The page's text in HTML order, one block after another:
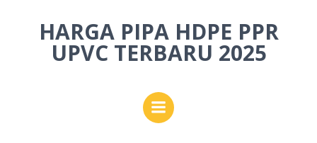
to
content
HARGA PIPA HDPE PPR
UPVC TERBARU 2025